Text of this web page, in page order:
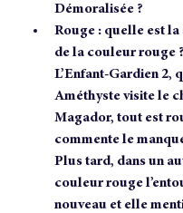
Démoralisée ?
Rouge : quelle est
de la couleur rouge
L’Enfant-Gardien 2,
Améthyste visite le
Magador, tout est
commente le
Plus tard, dans un
couleur rouge
nouveau et elle